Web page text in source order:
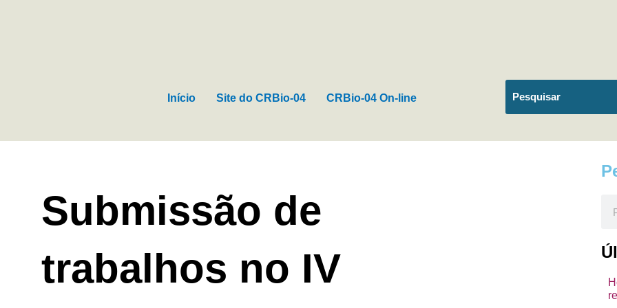
Início Site do CRBio-04 CRBio-04 On-line
Submissão de
trabalhos no IV